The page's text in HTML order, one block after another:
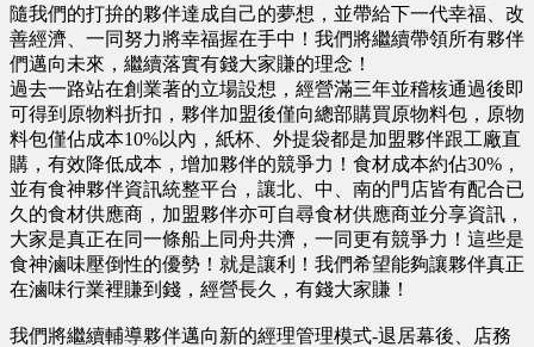
隨我們的打拚的夥伴達成自己的夢想，並帶給下一代幸福、改
善經濟、一同努力將幸福握在手中！我們將繼續帶領所有夥伴
們邁向未來，繼續落實有錢大家賺的理念！
過去一路站在創業著的立場設想，經營滿三年並稽核通過後即
可得到原物料折扣，夥伴加盟後僅向總部購買原物料包，原物
料包僅佔成本10%以內，紙杯、外提袋都是加盟夥伴跟工廠直
購，有效降低成本，增加夥伴的競爭力！食材成本約佔30%，
並有食神夥伴資訊統整平台，讓北、中、南的門店皆有配合已
久的食材供應商，加盟夥伴亦可自尋食材供應商並分享資訊，
大家是真正在同一條船上同舟共濟，一同更有競爭力！這些是
食神滷味壓倒性的優勢！就是讓利！我們希望能夠讓夥伴真正
在滷味行業裡賺到錢，經營長久，有錢大家賺！
我們將繼續輔導夥伴邁向新的經理管理模式-退居幕後、店務